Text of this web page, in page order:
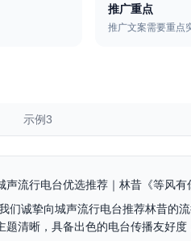
推广重点
推广文案需要重点
示例3
声流行电台优选推荐｜林昔《等风有
们诚挚向城声流行电台推荐林昔的
题清晰，具备出色的电台传播友好